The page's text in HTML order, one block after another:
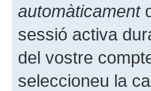
automàticament
sessió activa
del vostre
seleccioneu la